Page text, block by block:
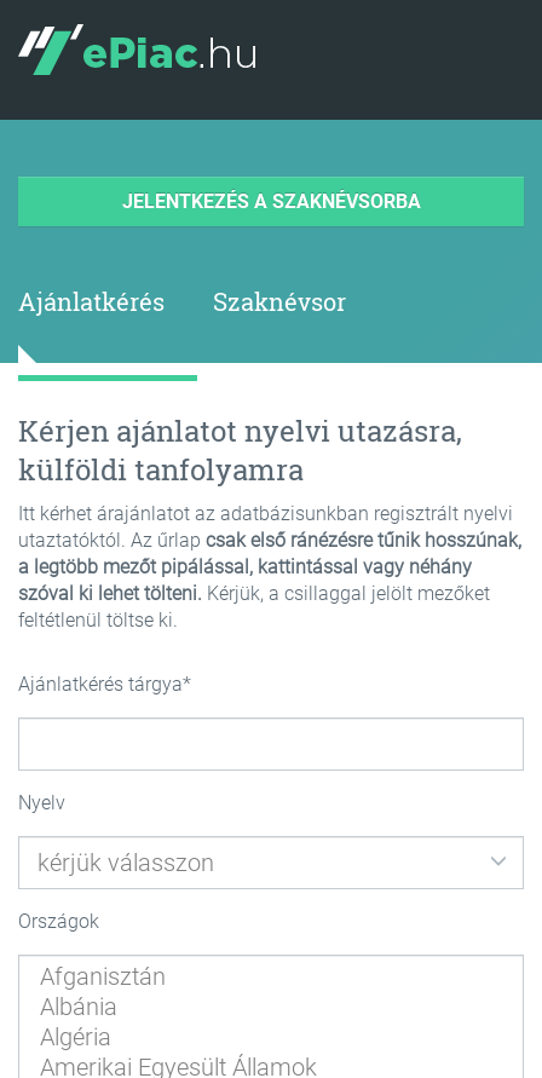
Ajánlatkérés Szaknévsor
JELENTKEZÉS A SZAKNÉVSORBA
Kérjen ajánlatot nyelvi utazásra,
külföldi tanfolyamra
Itt kérhet árajánlatot az adatbázisunkban regisztrált nyelvi
utaztatóktól. Az űrlap csak első ránézésre tűnik hosszúnak,
a legtöbb mezőt pipálással, kattintással vagy néhány
szóval ki lehet tölteni. Kérjük, a csillaggal jelölt mezőket
feltétlenül töltse ki.
Ajánlatkérés tárgya
Nyelv
Országok